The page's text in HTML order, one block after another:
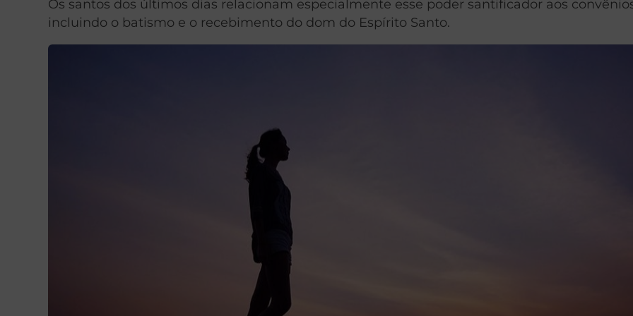
Os santos dos últimos dias relacionam especialmente esse poder santificador aos
incluindo o batismo e o recebimento do dom do Espírito Santo.